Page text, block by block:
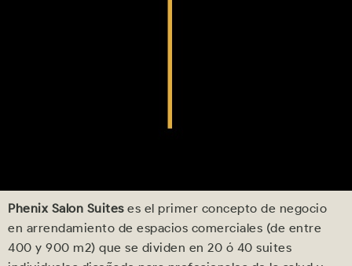
Phenix Salon Suiteses el primer concepto de negocio
en arrendamiento de espacios comerciales (de entre
400 y 900 m2) que se dividen en 20 ó 40 suites